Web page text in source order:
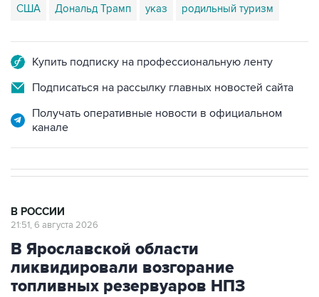
США Дональд Трамп указ родильный туризм
Купить подписку на профессиональную ленту
Подписаться на рассылку главных новостей сайта
Получать оперативные новости в официальном
канале
В РОССИИ
21:51, 6 августа 2026
В Ярославской области
ликвидировали возгорание
топливных резервуаров НПЗ